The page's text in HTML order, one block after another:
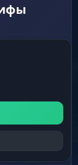
с
детекты
покупать